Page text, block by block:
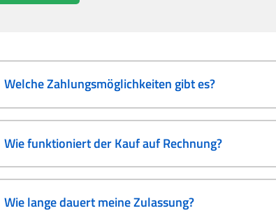
Welche Zahlungsmöglichkeiten gibt es?
Wie funktioniert der Kauf auf Rechnung?
Wie lange dauert meine Zulassung?